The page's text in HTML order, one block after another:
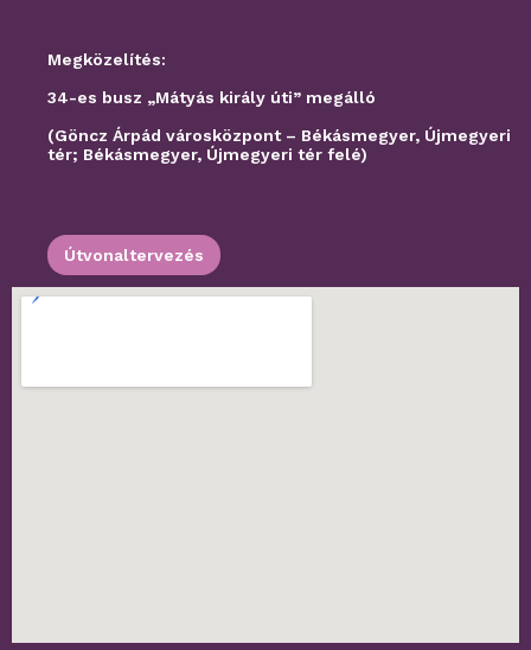
Megközelítés:
34-es busz „Mátyás király úti” megálló
(Göncz Árpád városközpont – Békásmegyer, Újmegyeri
tér; Békásmegyer, Újmegyeri tér felé)
Útvonaltervezés